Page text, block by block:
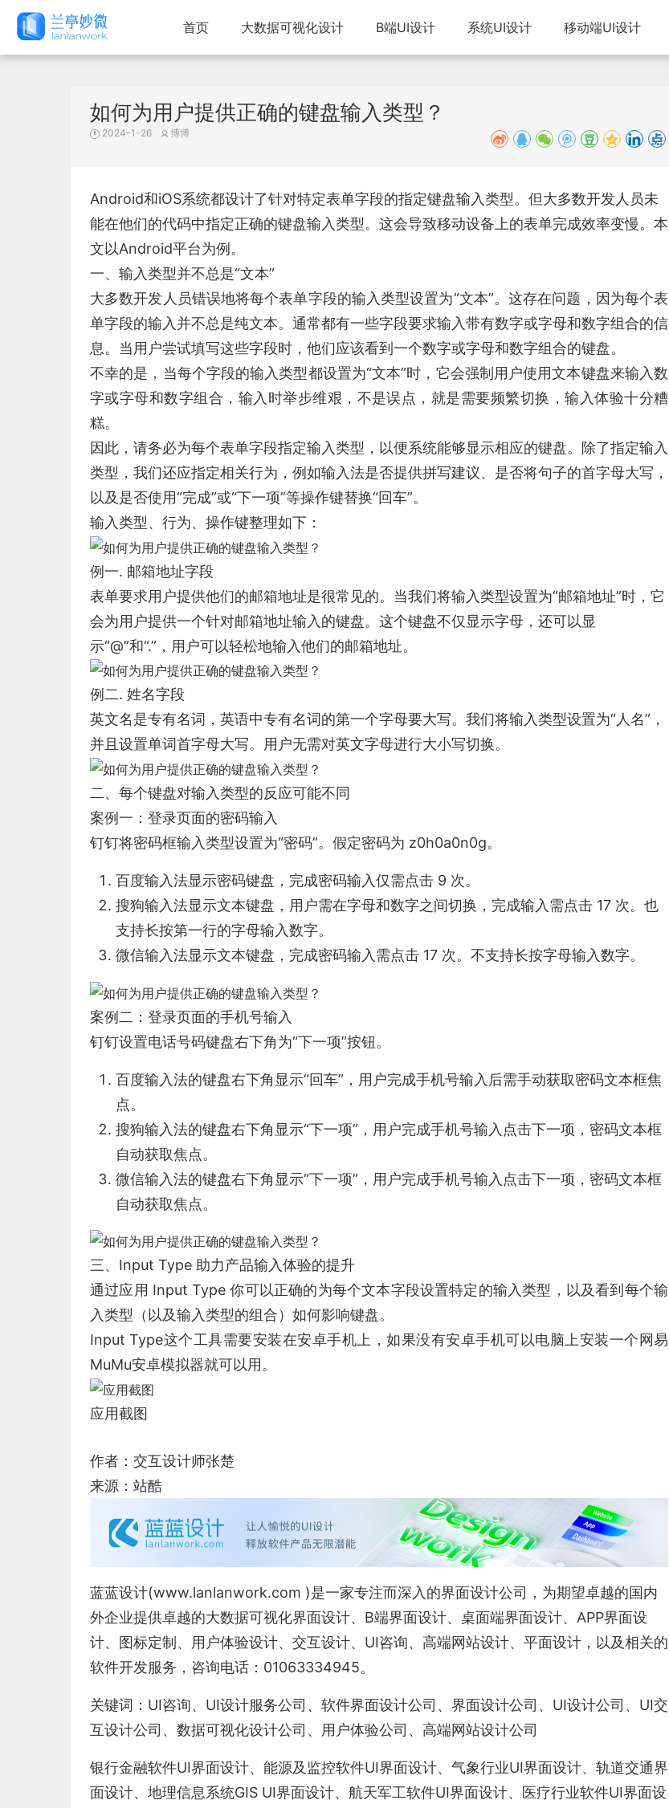
首页 大数据可视化设计 B端UI设计 系统UI设计 移动端UI设计
如何为用户提供正确的键盘输入类型？
2024-1-26 博博
Android和iOS系统都设计了针对特定表单字段的指定键盘输入类型。但大多数开发人员未
能在他们的代码中指定正确的键盘输入类型。这会导致移动设备上的表单完成效率变慢。本
文以Android平台为例。
一、输入类型并不总是“文本”
大多数开发人员错误地将每个表单字段的输入类型设置为“文本”。这存在问题，因为每个表
单字段的输入并不总是纯文本。通常都有一些字段要求输入带有数字或字母和数字组合的信
息。当用户尝试填写这些字段时，他们应该看到一个数字或字母和数字组合的键盘。
不幸的是，当每个字段的输入类型都设置为“文本”时，它会强制用户使用文本键盘来输入数
字或字母和数字组合，输入时举步维艰，不是误点，就是需要频繁切换，输入体验十分糟
糕。
因此，请务必为每个表单字段指定输入类型，以便系统能够显示相应的键盘。除了指定输入
类型，我们还应指定相关行为，例如输入法是否提供拼写建议、是否将句子的首字母大写，
以及是否使用“完成”或“下一项”等操作键替换“回车”。
输入类型、行为、操作键整理如下：
例一. 邮箱地址字段
表单要求用户提供他们的邮箱地址是很常见的。当我们将输入类型设置为“邮箱地址”时，它
会为用户提供一个针对邮箱地址输入的键盘。这个键盘不仅显示字母，还可以显
示“@”和“.”，用户可以轻松地输入他们的邮箱地址。
例二. 姓名字段
英文名是专有名词，英语中专有名词的第一个字母要大写。我们将输入类型设置为“人名”，
并且设置单词首字母大写。用户无需对英文字母进行大小写切换。
二、每个键盘对输入类型的反应可能不同
案例一：登录页面的密码输入
钉钉将密码框输入类型设置为“密码”。假定密码为 z0h0a0n0g。
百度输入法显示密码键盘，完成密码输入仅需点击 9 次。
搜狗输入法显示文本键盘，用户需在字母和数字之间切换，完成输入需点击 17 次。也
支持长按第一行的字母输入数字。
微信输入法显示文本键盘，完成密码输入需点击 17 次。不支持长按字母输入数字。
案例二：登录页面的手机号输入
钉钉设置电话号码键盘右下角为“下一项”按钮。
百度输入法的键盘右下角显示“回车”，用户完成手机号输入后需手动获取密码文本框焦
点。
搜狗输入法的键盘右下角显示“下一项”，用户完成手机号输入点击下一项，密码文本框
自动获取焦点。
微信输入法的键盘右下角显示“下一项”，用户完成手机号输入点击下一项，密码文本框
自动获取焦点。
三、Input Type 助力产品输入体验的提升
通过应用 Input Type 你可以正确的为每个文本字段设置特定的输入类型，以及看到每个输
入类型（以及输入类型的组合）如何影响键盘。
Input Type这个工具需要安装在安卓手机上，如果没有安卓手机可以电脑上安装一个网易
MuMu安卓模拟器就可以用。
应用截图
作者：交互设计师张楚
来源：站酷
蓝蓝设计(www.lanlanwork.com )是一家专注而深入的界面设计公司，为期望卓越的国内
外企业提供卓越的大数据可视化界面设计、 B端界面设计、 桌面端界面设计、 APP界面设
计、 图标定制 、 用户体验设计、 交互设计、 UI咨询、 高端网站设计、 平面设计 ，以及相关的
软件开发服务，咨询电话：01063334945。
关键词： UI咨询、 UI设计服务公司 、 软件界面设计公司、界面设计公司、 UI设计公司 、 UI交
互设计公司 、 数据可视化设计公司 、 用户体验公司 、 高端网站设计公司
银行金融软件UI界面设计、 能源及监控软件UI界面设计、 气象行业UI界面设计、 轨道交通界
面设计、 地理信息系统GIS UI界面设计、 航天军工软件UI界面设计、 医疗行业软件UI界面设